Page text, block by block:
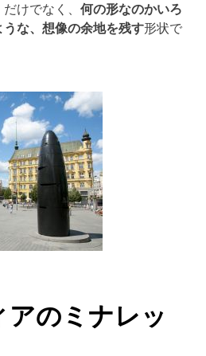
けでなく、 何の形なのかいろ
な、想像の余地を残す形状で
アのミナレッ